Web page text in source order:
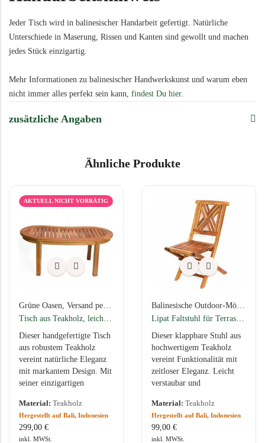
Jeder Tisch wird in balinesischer Handarbeit gefertigt. Natürliche
Unterschiede in Maserung, Rissen und Kanten sind gewollt und machen
jedes Stück einzigartig.
Mehr Informationen zu balinesischer Handwerkskunst und warum eben
nicht immer alles perfekt sein kann, findest Du hier.
zusätzliche Angaben
Ähnliche Produkte
AKTUELL NICHT VORRÄTIG
Grüne Oasen, Versand per Spedition
Balinesische Tische –
Tisch aus Teakholz, leicht geschwungen (oval)
Dieser handgefertigte Tisch
aus robustem Teakholz
vereint natürliche Eleganz
mit markantem Design. Mit
seiner einzigartigen
von 117 cm und einer Höhe
von…
Material: Teakholz
Hergestellt auf Bali, Indonesien
299,00 €
inkl. MWSt.
Balinesische Outdoor-Möbel aus traditioneller Handarbeit
Lipat Faltstuhl für Terrasse oder Garten
Dieser klappbare Stuhl aus
hochwertigem Teakholz
vereint Funktionalität mit
zeitloser Eleganz. Leicht
verstaubar und
sich perfekt für Terrasse,
Garten oder Wintergarten.
Das…
Material: Teakholz
Hergestellt auf Bali, Indonesien
99,00 €
inkl. MWSt.